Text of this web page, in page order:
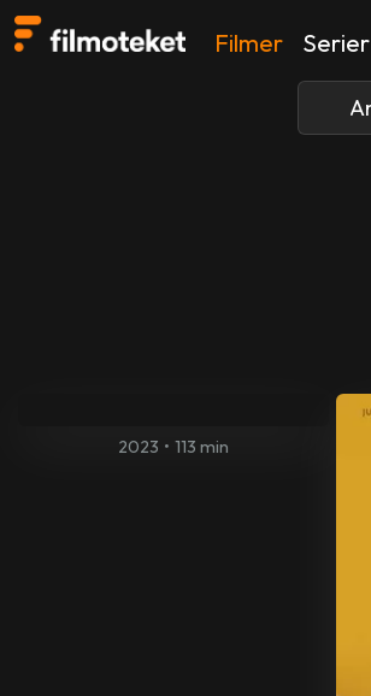
Filmer Serier
2023 • 113 min